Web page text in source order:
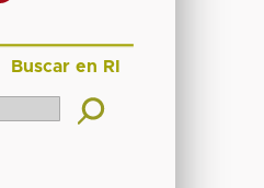
Buscar en RI